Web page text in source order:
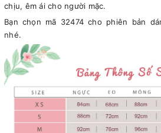
chịu, êm ái cho người mặc.
Bạn chọn mã 32474 cho phiên bản
nhé.